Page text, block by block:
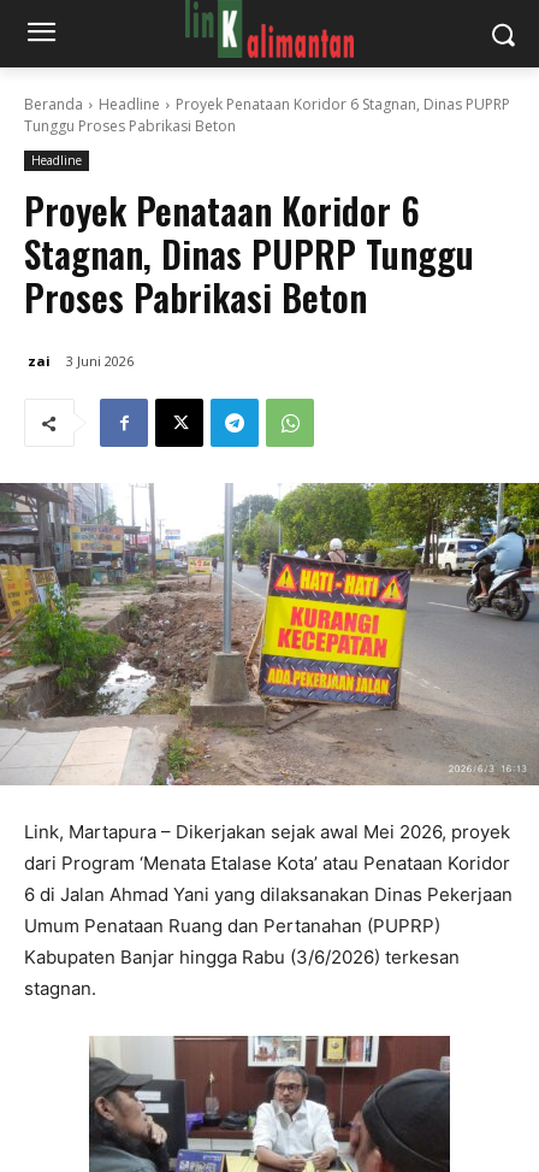
Beranda Headline
Proyek Penataan Koridor 6 Stagnan, Dinas PUPRP
Tunggu Proses Pabrikasi Beton
Headline
Proyek Penataan Koridor 6
Stagnan, Dinas PUPRP Tunggu
Proses Pabrikasi Beton
zai 3 Juni 2026
Link, Martapura – Dikerjakan sejak awal Mei 2026, proyek
dari Program ‘Menata Etalase Kota’ atau Penataan Koridor
6 di Jalan Ahmad Yani yang dilaksanakan Dinas Pekerjaan
Umum Penataan Ruang dan Pertanahan (PUPRP)
Kabupaten Banjar hingga Rabu (3/6/2026) terkesan
stagnan.